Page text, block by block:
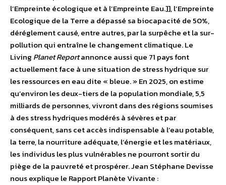
l’Empreinte écologique et à l’Empreinte Eau.]], l’Empreinte
Ecologique de la Terre a dépassé sa biocapacité de 50%,
déréglement causé, entre autres, par la surpêche et la sur-
pollution qui entraîne le changement climatique. Le
Living Planet Reportannonce aussi que 71 pays font
actuellement face à une situation de stress hydrique sur
les ressources en eau dite « bleue. » En 2025, on estime
qu’environ les deux-tiers de la population mondiale, 5,5
milliards de personnes, vivront dans des régions soumises
à des stress hydriques modérés à sévères et par
conséquent, sans cet accès indispensable à l’eau potable,
la terre, la nourriture adéquate, l’énergie et les matériaux,
les individus les plus vulnérables ne pourront sortir du
piège de la pauvreté et prospérer. Jean Stéphane Devisse
nous explique le Rapport Planète Vivante :